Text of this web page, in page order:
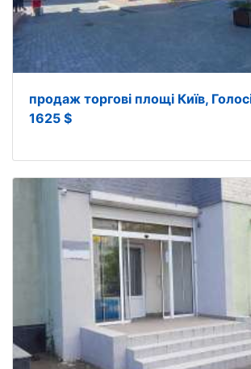
продаж торгові площі Київ,
1625 $